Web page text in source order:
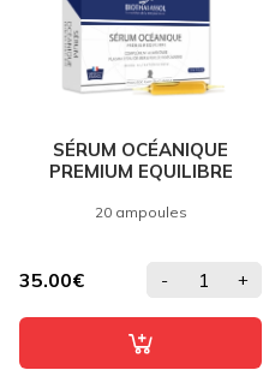
SÉRUM OCÉANIQUE
PREMIUM EQUILIBRE
20 ampoules
35.00€ - +